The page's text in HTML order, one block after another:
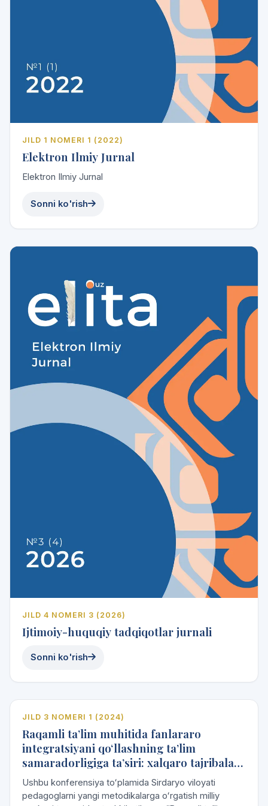
JILD 1 NOMERI 1 (2022)
Elektron Ilmiy Jurnal
Elektron Ilmiy Jurnal
Sonni ko'rish
JILD 4 NOMERI 3 (2026)
Ijtimoiy-huquqiy tadqiqotlar jurnali
Sonni ko'rish
elita
Vol. 3 · No. 1
2024
JILD 3 NOMERI 1 (2024)
Raqamli ta’lim muhitida fanlararo
integratsiyani qoʻllashning ta’lim
samaradorligiga ta’siri: xalqaro tajribalar
va rivojlanish istiqbollari
Ushbu konferensiya toʻplamida Sirdaryo viloyati
pedagoglarni yangi metodikalarga oʻrgatish milliy